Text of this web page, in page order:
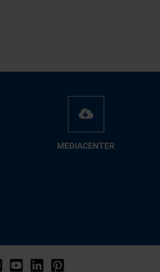
ME­DIA­CEN­TER